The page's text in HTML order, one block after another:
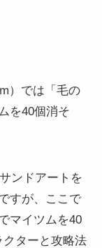
）では「毛の
を40個消そ
ンドアートを
すが、ここで
マイツムを40
ターと攻略法